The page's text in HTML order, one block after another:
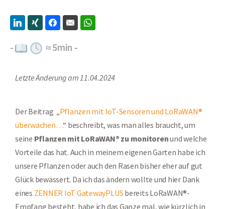
- ≈5min -
Letzte Änderung am 11.04.2024
Der Beitrag „Pflanzen mit IoT-Sensoren und LoRaWAN®
überwachen…“ beschreibt, was man alles braucht, um
seine Pflanzen mit LoRaWAN® zu monitorenund welche
Vorteile das hat. Auch in meinem eigenen Garten habe ich
unsere Pflanzen oder auch den Rasen bisher eher auf gut
Glück bewässert. Da ich das ändern wollte und hier Dank
eines ZENNER IoT GatewayPLUS bereits LoRaWAN®-
Empfang besteht, habe ich das Ganze mal, wie kürzlich in